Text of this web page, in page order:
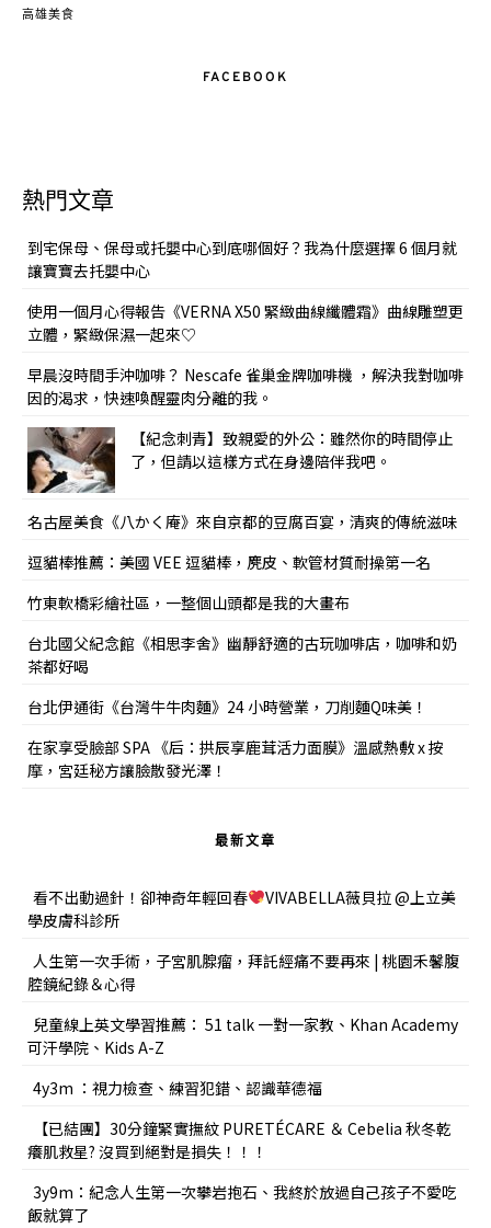
高雄美食
FACEBOOK
熱門文章
到宅保母、保母或托嬰中心到底哪個好？我為什麼選擇 6 個月就
讓寶寶去托嬰中心
使用一個月心得報告《VERNA X50 緊緻曲線纖體霜》曲線雕塑更
立體，緊緻保濕一起來♡
早晨沒時間手沖咖啡？ Nescafe 雀巢金牌咖啡機 ，解決我對咖啡
因的渴求，快速喚醒靈肉分離的我。
【紀念刺青】致親愛的外公：雖然你的時間停止
了，但請以這樣方式在身邊陪伴我吧。
名古屋美食《八かく庵》來自京都的豆腐百宴，清爽的傳統滋味
逗貓棒推薦：美國 VEE 逗貓棒，麂皮、軟管材質耐操第一名
竹東軟橋彩繪社區，一整個山頭都是我的大畫布
台北國父紀念館《相思李舍》幽靜舒適的古玩咖啡店，咖啡和奶
茶都好喝
台北伊通街《台灣牛牛肉麵》24 小時營業，刀削麵Q味美！
在家享受臉部 SPA 《后：拱辰享鹿茸活力面膜》溫感熱敷 x 按
摩，宮廷秘方讓臉散發光澤！
最新文章
看不出動過針！卻神奇年輕回春
VIVABELLA薇貝拉 @上立美
學皮膚科診所
人生第一次手術，子宮肌腺瘤，拜託經痛不要再來 | 桃園禾馨腹
腔鏡紀錄＆心得
兒童線上英文學習推薦： 51 talk 一對一家教、Khan Academy
可汗學院、Kids A-Z
4y3m ：視力檢查、練習犯錯、認識華德福
【已結團】30分鐘緊實撫紋 PURETÉCARE ＆ Cebelia 秋冬乾
癢肌救星? 沒買到絕對是損失！！！
3y9m：紀念人生第一次攀岩抱石、我終於放過自己孩子不愛吃
飯就算了